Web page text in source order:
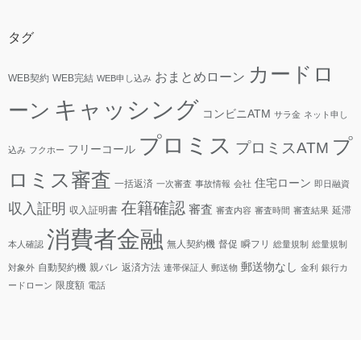
タグ
WEB契約 WEB完結 WEB申し込み おまとめローン カードロ
ーン キャッシング コンビニATM サラ金 ネット申し
込み フクホー フリーコール プロミス プロミスATM プ
ロミス審査 一括返済 一次審査 事故情報 会社 住宅ローン 即日融資
収入証明 収入証明書 在籍確認 審査 審査内容 審査時間 審査結果 延滞
本人確認 消費者金融 無人契約機 督促 瞬フリ 総量規制 総量規制
対象外 自動契約機 親バレ 返済方法 連帯保証人 郵送物 郵送物なし 金利 銀行カ
ードローン 限度額 電話